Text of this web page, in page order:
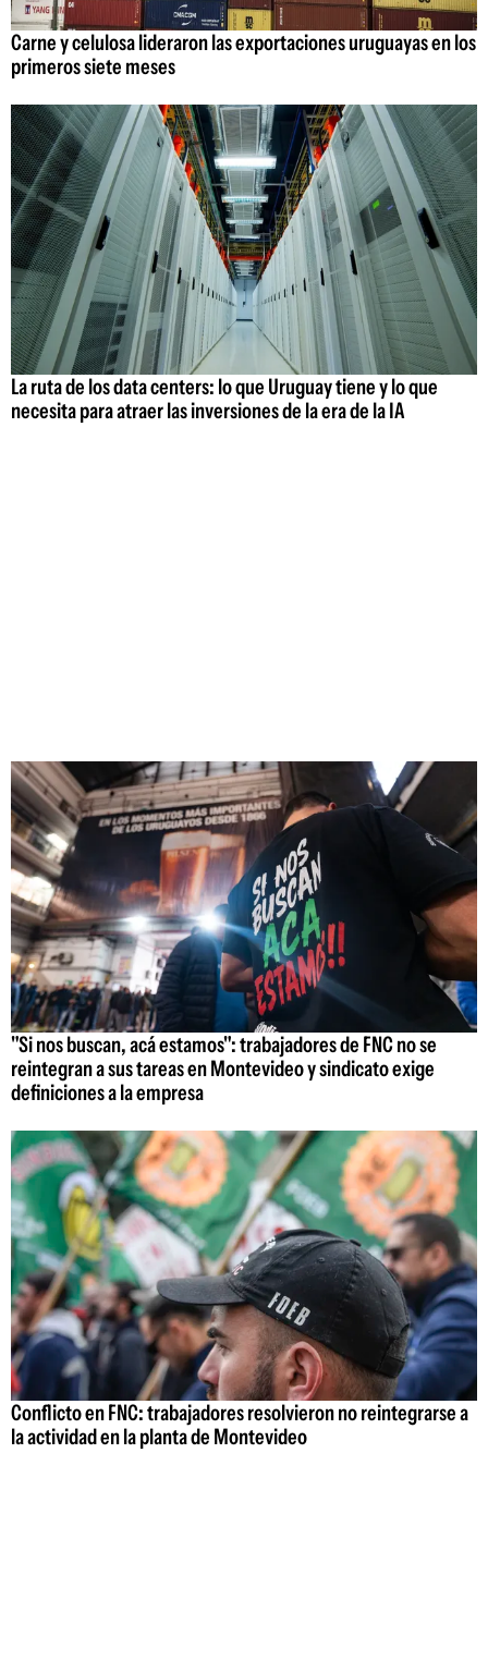
Carne y celulosa lideraron las exportaciones uruguayas en los
primeros siete meses
La ruta de los data centers: lo que Uruguay tiene y lo que
necesita para atraer las inversiones de la era de la IA
"Si nos buscan, acá estamos": trabajadores de FNC no se
reintegran a sus tareas en Montevideo y sindicato exige
definiciones a la empresa
Conflicto en FNC: trabajadores resolvieron no reintegrarse a
la actividad en la planta de Montevideo